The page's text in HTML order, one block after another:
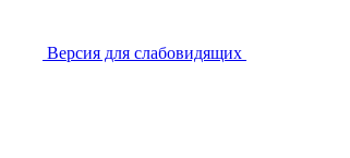
Версия для слабовидящих